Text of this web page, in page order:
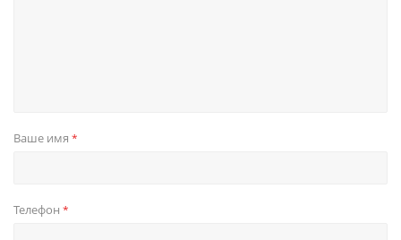
Ваше имя *
Телефон *